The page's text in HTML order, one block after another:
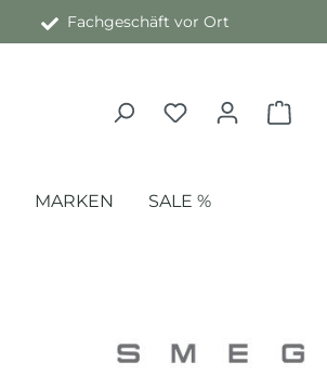
Fachgeschäft vor Ort
MARKEN SALE %